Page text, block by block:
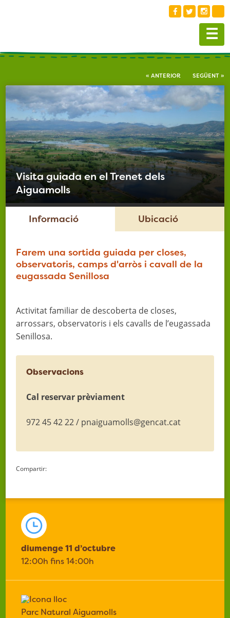
☰
« ANTERIOR SEGÜENT »
Visita guiada en el Trenet dels
Aiguamolls
Informació Ubicació
Farem una sortida guiada per closes,
observatoris, camps d'arròs i cavall de la
eugassada Senillosa
Activitat familiar de descoberta de closes,
arrossars, observatoris i els cavalls de l’eugassada
Senillosa.
Observacions
Cal reservar prèviament
972 45 42 22 / pnaiguamolls@gencat.cat
Compartir:
diumenge 11 d’octubre
12:00h fins 14:00h
Parc Natural Aiguamolls